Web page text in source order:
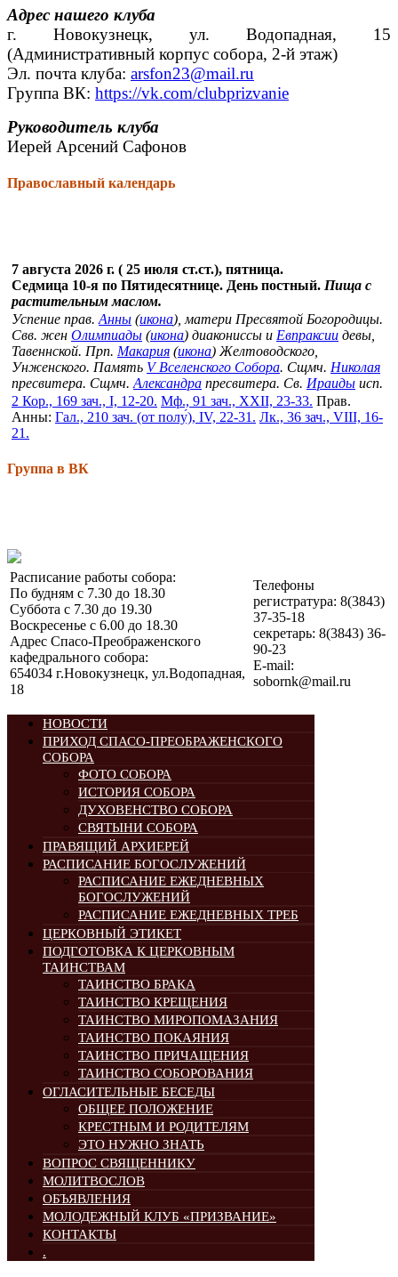
Адрес нашего клуба
г. Новокузнецк, ул. Водопадная, 15
(Административный корпус собора, 2-й этаж)
Эл. почта клуба: arsfon23@mail.ru
Группа ВК: https://vk.com/clubprizvanie
Руководитель клуба
Иерей Арсений Сафонов
Православный календарь
7 августа 2026 г. ( 25 июля ст.ст.), пятница.
Седмица 10-я по Пятидесятнице. День постный. Пища с
растительным маслом.
Успение прав. Анны (икона), матери Пресвятой Богородицы.
Свв. жен Олимпиады (икона) диакониссы и Евпраксии девы,
Тавеннской. Прп. Макария (икона) Желтоводского,
Унженского. Память V Вселенского Собора. Сщмч. Николая
пресвитера. Сщмч. Александра пресвитера. Св. Ираиды исп.
2 Кор., 169 зач., I, 12-20. Мф., 91 зач., XXII, 23-33. Прав.
Анны: Гал., 210 зач. (от полу́), IV, 22-31. Лк., 36 зач., VIII, 16-
21.
Группа в ВК
Расписание работы собора:
По будням с 7.30 до 18.30
Суббота с 7.30 до 19.30
Воскресенье с 6.00 до 18.30
Адрес Спасо-Преображенского
кафедрального собора:
654034 г.Новокузнецк, ул.Водопадная,
18
Телефоны
регистратура: 8(3843)
37-35-18
секретарь: 8(3843) 36-
90-23
E-mail:
sobornk@mail.ru
НОВОСТИ
ПРИХОД СПАСО-ПРЕОБРАЖЕНСКОГО
СОБОРА
ФОТО СОБОРА
ИСТОРИЯ СОБОРА
ДУХОВЕНСТВО СОБОРА
СВЯТЫНИ СОБОРА
ПРАВЯЩИЙ АРХИЕРЕЙ
РАСПИСАНИЕ БОГОСЛУЖЕНИЙ
РАСПИСАНИЕ ЕЖЕДНЕВНЫХ
БОГОСЛУЖЕНИЙ
РАСПИСАНИЕ ЕЖЕДНЕВНЫХ ТРЕБ
ЦЕРКОВНЫЙ ЭТИКЕТ
ПОДГОТОВКА К ЦЕРКОВНЫМ
ТАИНСТВАМ
ТАИНСТВО БРАКА
ТАИНСТВО КРЕЩЕНИЯ
ТАИНСТВО МИРОПОМАЗАНИЯ
ТАИНСТВО ПОКАЯНИЯ
ТАИНСТВО ПРИЧАЩЕНИЯ
ТАИНСТВО СОБОРОВАНИЯ
ОГЛАСИТЕЛЬНЫЕ БЕСЕДЫ
ОБЩЕЕ ПОЛОЖЕНИЕ
КРЕСТНЫМ И РОДИТЕЛЯМ
ЭТО НУЖНО ЗНАТЬ
ВОПРОС СВЯЩЕННИКУ
МОЛИТВОСЛОВ
ОБЪЯВЛЕНИЯ
МОЛОДЕЖНЫЙ КЛУБ «ПРИЗВАНИЕ»
КОНТАКТЫ
.